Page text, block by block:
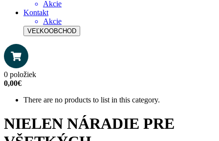
Akcie
Kontakt
Akcie
VEĽKOOBCHOD
0 položiek
0,00€
There are no products to list in this category.
NIELEN NÁRADIE PRE